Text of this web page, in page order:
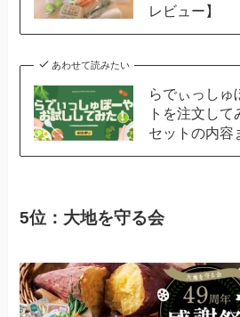
レビュー】
あわせて読みたい
らでぃっしゅ
トを注文し
セットの内容
5位：大地を守る会